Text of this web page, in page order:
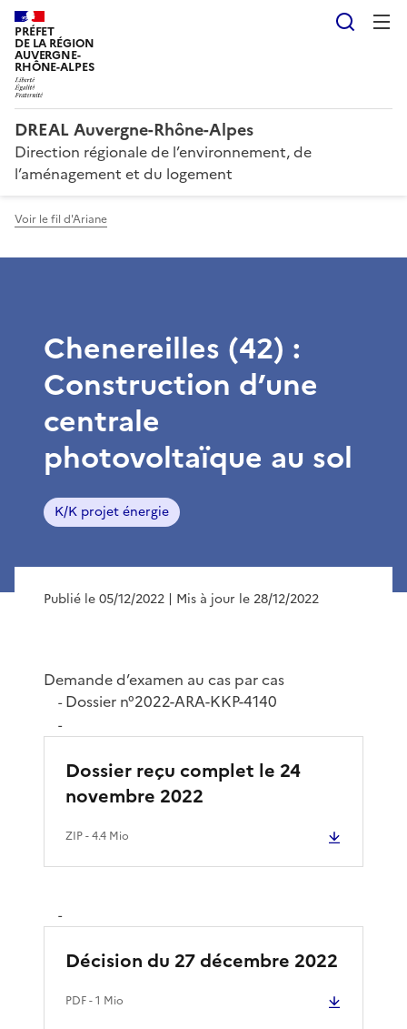
PRÉFET
DE LA RÉGION
AUVERGNE-
RHÔNE-ALPES
DREAL Auvergne-Rhône-Alpes
Direction régionale de l’environnement, de
l’aménagement et du logement
Voir le fil d'Ariane
Chenereilles (42) :
Construction d’une
centrale
photovoltaïque au sol
K/K projet énergie
Publié le 05/12/2022 | Mis à jour le 28/12/2022
Demande d’examen au cas par cas
-Dossier n°2022-ARA-KKP-4140
-
Dossier reçu complet le 24
novembre 2022
ZIP- 4.4 Mio
-
Décision du 27 décembre 2022
PDF- 1 Mio